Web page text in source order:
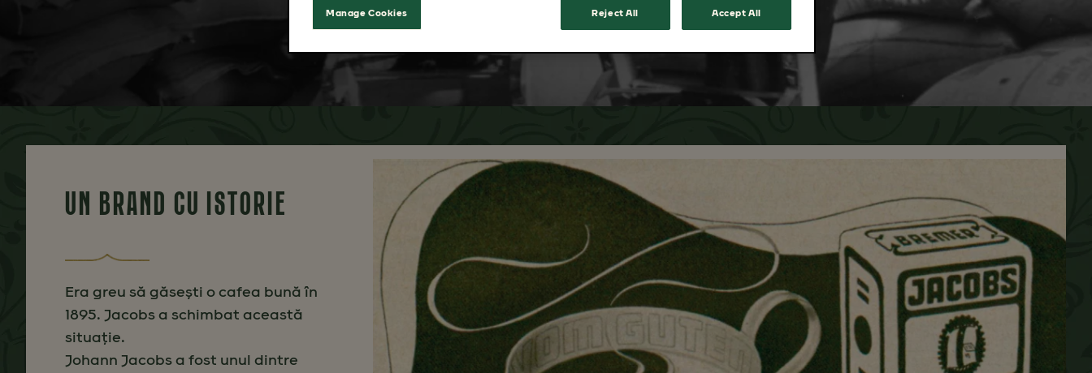
UN BRAND CU ISTORIE
Era greu să găsești o cafea bună în
1895. Jacobs a schimbat această
situație.
Johann Jacobs a fost unul dintre
Manage Cookies Reject All Accept All